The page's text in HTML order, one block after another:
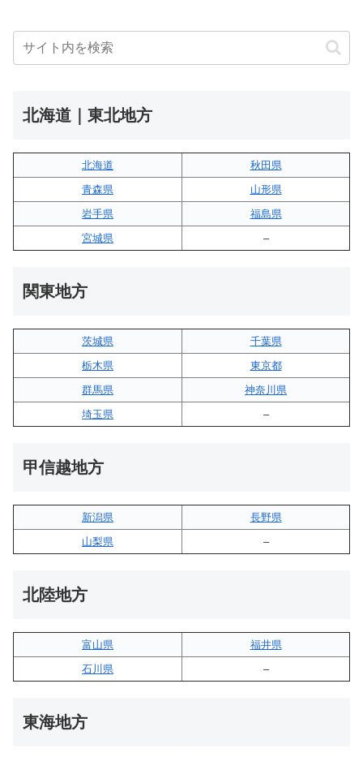
北海道｜東北地方
北海道
秋田県
青森県
山形県
岩手県
福島県
宮城県
–
関東地方
茨城県
千葉県
栃木県
東京都
群馬県
神奈川県
埼玉県
–
甲信越地方
新潟県
長野県
山梨県
–
北陸地方
富山県
福井県
石川県
–
東海地方